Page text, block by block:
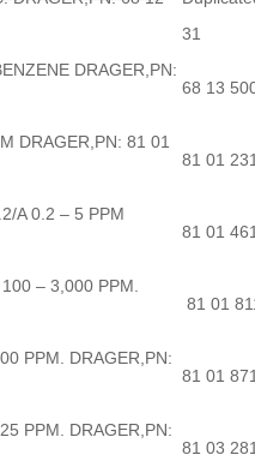
31
DRAGER,PN:
68 13
DRAGER,PN: 81 01
81 01 231
A 0.2 – 5 PPM
81 01 461
– 3,000 PPM.
81 01
PPM. DRAGER,PN:
81 01 871
PPM. DRAGER,PN:
81 03 281